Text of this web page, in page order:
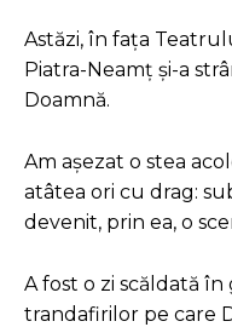
Astăzi, în fața
Piatra-Neamț și-a
Doamnă.
Am așezat o stea
atâtea ori cu drag:
devenit, prin ea, o
A fost o zi scăldată
trandafirilor pe care